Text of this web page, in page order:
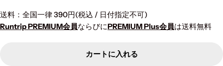
格
送料：全国一律 390円(税込 / 日付指定不可)
Runtrip PREMIUM会員ならびにPREMIUM Plus会員は送料無料
カートに入れる